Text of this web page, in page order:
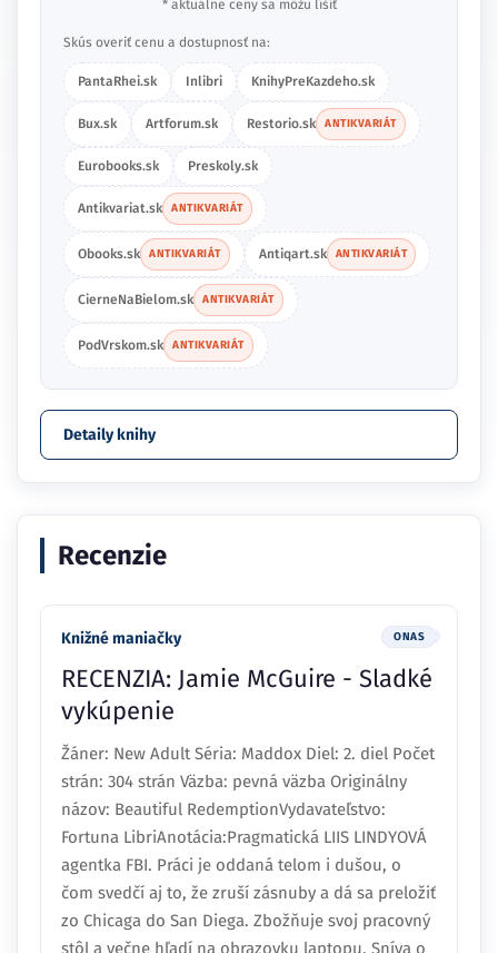
* aktuálne ceny sa môžu líšiť
Skús overiť cenu a dostupnosť na:
PantaRhei.sk Inlibri KnihyPreKazdeho.sk
Bux.sk Artforum.sk Restorio.sk ANTIKVARIÁT
Eurobooks.sk Preskoly.sk
Antikvariat.sk ANTIKVARIÁT
Obooks.sk ANTIKVARIÁT Antiqart.sk ANTIKVARIÁT
CierneNaBielom.sk ANTIKVARIÁT
PodVrskom.sk ANTIKVARIÁT
Detaily knihy
Recenzie
Knižné maniačky ONAS
RECENZIA: Jamie McGuire - Sladké
vykúpenie
Žáner: New Adult Séria: Maddox Diel: 2. diel Počet
strán: 304 strán Väzba: pevná väzba Originálny
názov: Beautiful RedemptionVydavateľstvo:
Fortuna LibriAnotácia:Pragmatická LIIS LINDYOVÁ
agentka FBI. Práci je oddaná telom i dušou, o
čom svedčí aj to, že zruší zásnuby a dá sa preložiť
zo Chicaga do San Diega. Zbožňuje svoj pracovný
stôl a večne hľadí na obrazovku laptopu. Sníva o